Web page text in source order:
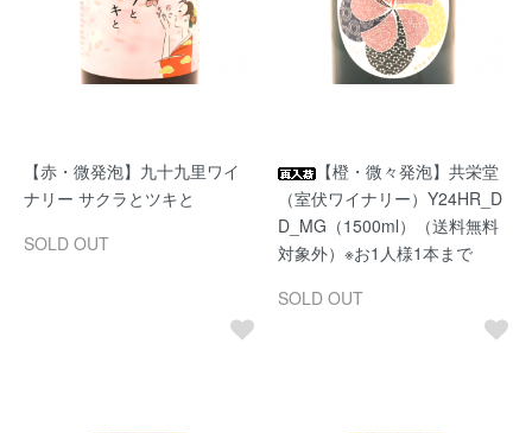
【赤・微発泡】九十九里ワイ
ナリー サクラとツキと
SOLD OUT
【橙・微々発泡】共栄堂
（室伏ワイナリー）Y24HR_D
D_MG（1500ml）（送料無料
対象外）※お1人様1本まで
SOLD OUT